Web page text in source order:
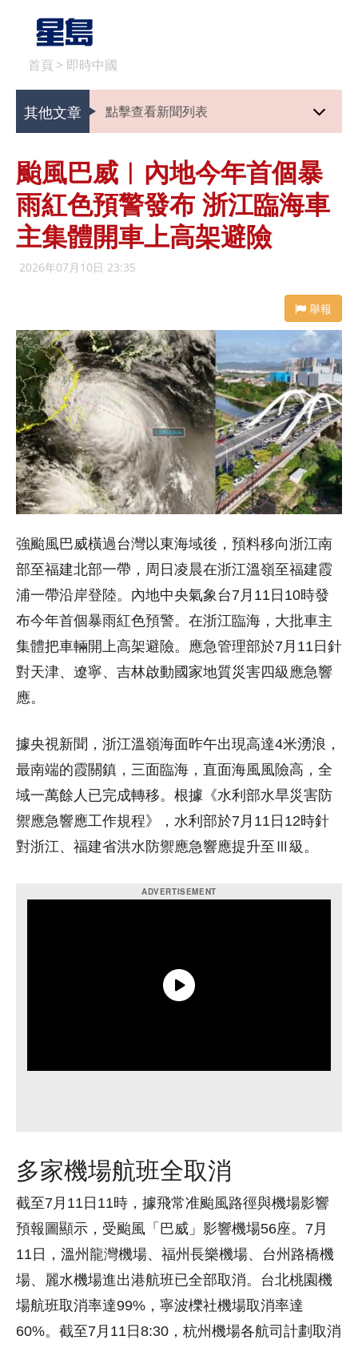
首頁 > 即時中國
其他文章 點擊查看新聞列表
颱風巴威︱內地今年首個暴
雨紅色預警發布 浙江臨海車
主集體開車上高架避險
2026年07月10日 23:35
舉報
強颱風巴威橫過台灣以東海域後，預料移向浙江南
部至福建北部一帶，周日凌晨在浙江溫嶺至福建霞
浦一帶沿岸登陸。內地中央氣象台7月11日10時發
布今年首個暴雨紅色預警。在浙江臨海，大批車主
集體把車輛開上高架避險。應急管理部於7月11日針
對天津、遼寧、吉林啟動國家地質災害四級應急響
應。
據央視新聞，浙江溫嶺海面昨午出現高達4米湧浪，
最南端的霞關鎮，三面臨海，直面海風風險高，全
域一萬餘人已完成轉移。根據《水利部水旱災害防
禦應急響應工作規程》，水利部於7月11日12時針
對浙江、福建省洪水防禦應急響應提升至Ⅲ級。
多家機場航班全取消
截至7月11日11時，據飛常准颱風路徑與機場影響
預報圖顯示，受颱風「巴威」影響機場56座。7月
11日，溫州龍灣機場、福州長樂機場、台州路橋機
場、麗水機場進出港航班已全部取消。台北桃園機
場航班取消率達99%，寧波櫟社機場取消率達
60%。截至7月11日8:30，杭州機場各航司計劃取消